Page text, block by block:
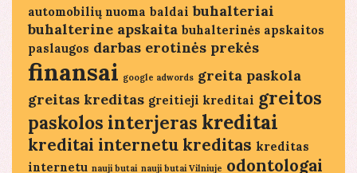
automobilių nuoma baldai buhalteriai
buhalterine apskaita buhalterinės apskaitos
paslaugos darbas erotinės prekės
finansai google adwords greita paskola
greitas kreditas greitieji kreditai greitos
paskolos interjeras kreditai
kreditai internetu kreditas kreditas
internetu nauji butai nauji butai Vilniuje odontologai